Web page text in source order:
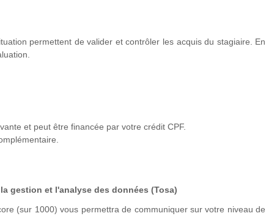
permettent de valider et contrôler les acquis du stagiaire. En
et peut être financée par votre crédit CPF.
gestion et l'analyse des données (Tosa)
(sur 1000) vous permettra de communiquer sur votre niveau de